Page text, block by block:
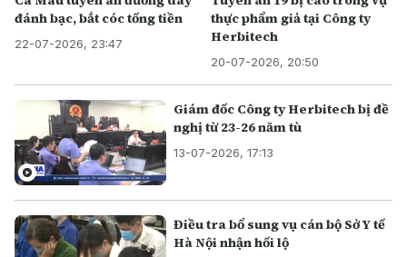
đánh bạc, bắt cóc tống tiền
22-07-2026, 23:47
thực phẩm giả tại Công ty
Herbitech
20-07-2026, 20:50
Giám đốc Công ty Herbitech bị đề
nghị từ 23-26 năm tù
13-07-2026, 17:13
Điều tra bổ sung vụ cán bộ Sở Y tế
Hà Nội nhận hối lộ